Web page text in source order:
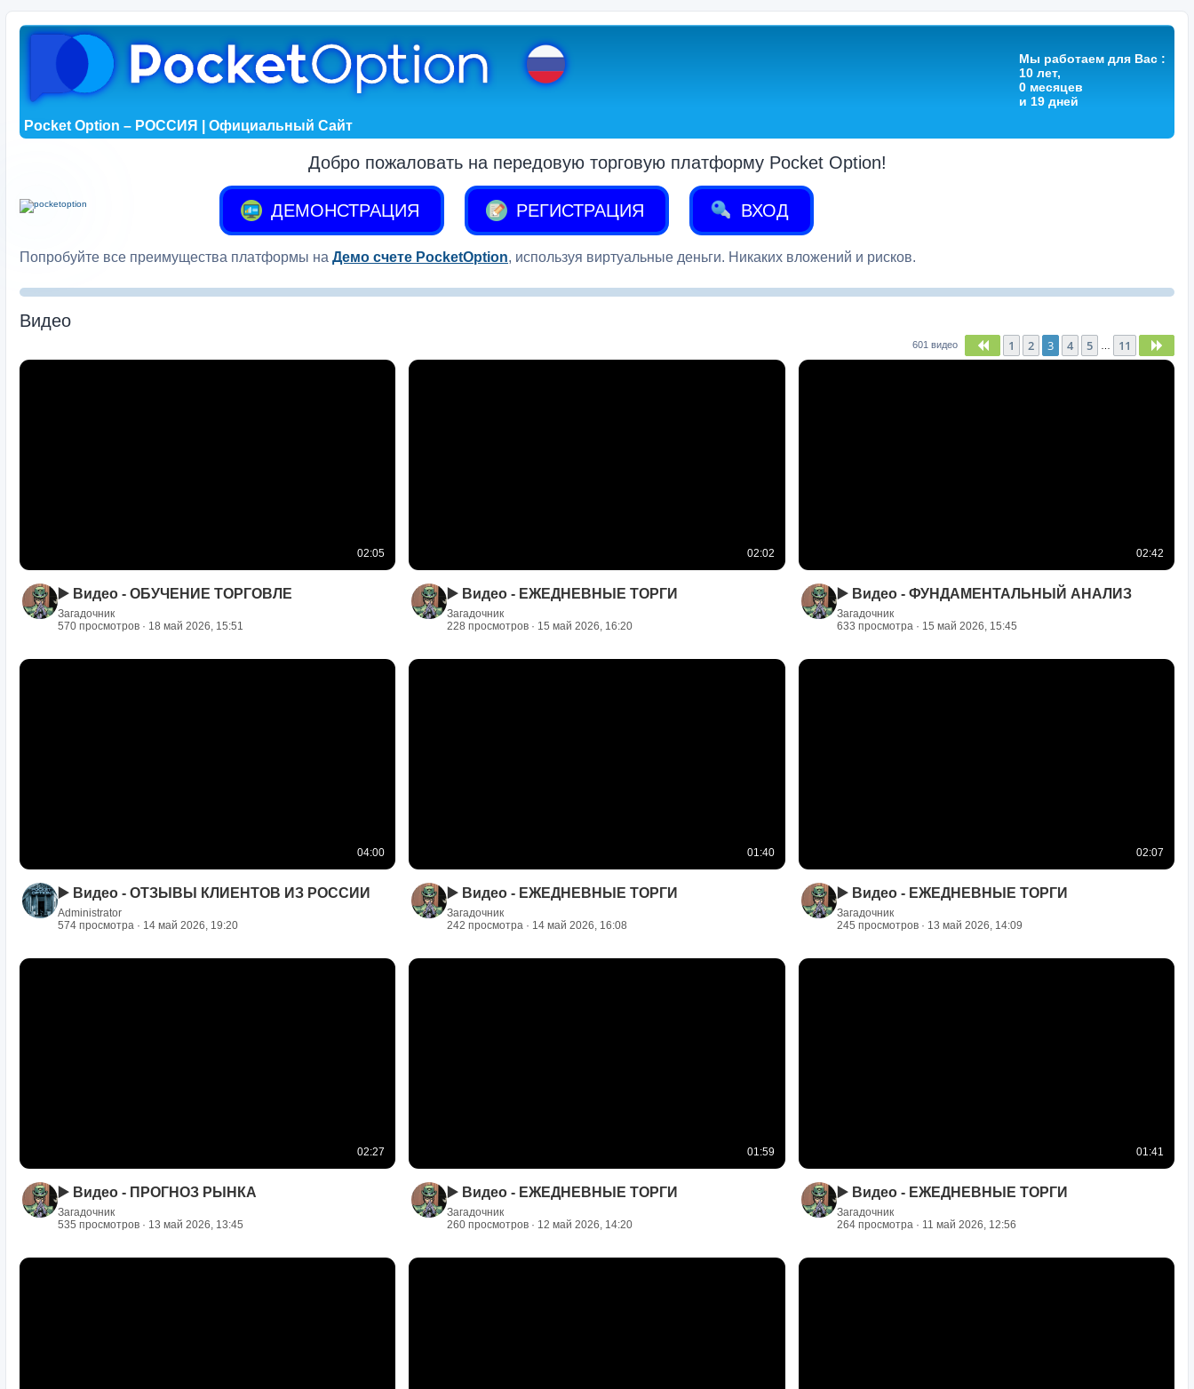
Pocket Option – РОССИЯ | Официальный Сайт
Мы работаем для Вас :
10 лет,
0 месяцев
и 19 дней
Добро пожаловать на передовую торговую платформу Pocket Option!
ДЕМОНСТРАЦИЯ РЕГИСТРАЦИЯ ВХОД
Попробуйте все преимущества платформы на Демо счете PocketOption, используя виртуальные деньги. Никаких вложений и рисков.
Видео
601 видео Пред.
1 2 3 4 5 11
02:05
▶️ Видео - ОБУЧЕНИЕ ТОРГОВЛЕ
Загадочник
570 просмотров · 18 май 2026, 15:51
02:02
▶️ Видео - ЕЖЕДНЕВНЫЕ ТОРГИ
Загадочник
228 просмотров · 15 май 2026, 16:20
02:42
▶️ Видео - ФУНДАМЕНТАЛЬНЫЙ АНАЛИЗ
Загадочник
633 просмотра · 15 май 2026, 15:45
04:00
▶️ Видео - ОТЗЫВЫ КЛИЕНТОВ ИЗ РОССИИ
Administrator
574 просмотра · 14 май 2026, 19:20
01:40
▶️ Видео - ЕЖЕДНЕВНЫЕ ТОРГИ
Загадочник
242 просмотра · 14 май 2026, 16:08
02:07
▶️ Видео - ЕЖЕДНЕВНЫЕ ТОРГИ
Загадочник
245 просмотров · 13 май 2026, 14:09
02:27
▶️ Видео - ПРОГНОЗ РЫНКА
Загадочник
535 просмотров · 13 май 2026, 13:45
01:59
▶️ Видео - ЕЖЕДНЕВНЫЕ ТОРГИ
Загадочник
260 просмотров · 12 май 2026, 14:20
01:41
▶️ Видео - ЕЖЕДНЕВНЫЕ ТОРГИ
Загадочник
264 просмотра · 11 май 2026, 12:56